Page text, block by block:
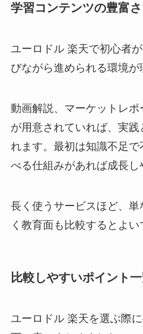
学習コンテンツの豊富
ユーロドル 楽天で初心者
びながら進められる環境が
動画解説、マーケットレ
が用意されていれば、実
れます。最初は知識不足
べる仕組みがあれば成長し
長く使うサービスほど、
く教育面も比較するとよい
比較しやすいポイント
ユーロドル 楽天を選ぶ際